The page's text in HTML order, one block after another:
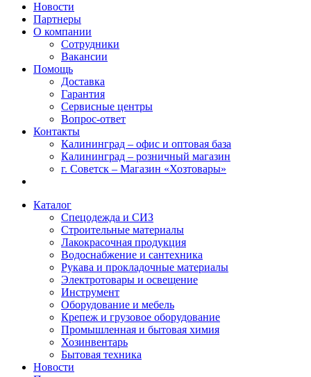
Новости
Партнеры
О компании
Сотрудники
Вакансии
Помощь
Доставка
Гарантия
Сервисные центры
Вопрос-ответ
Контакты
Калининград – офис и оптовая база
Калининград – розничный магазин
г. Советск – Магазин «Хозтовары»
Каталог
Спецодежда и СИЗ
Строительные материалы
Лакокрасочная продукция
Водоснабжение и сантехника
Рукава и прокладочные материалы
Электротовары и освещение
Инструмент
Оборудование и мебель
Крепеж и грузовое оборудование
Промышленная и бытовая химия
Хозинвентарь
Бытовая техника
Новости